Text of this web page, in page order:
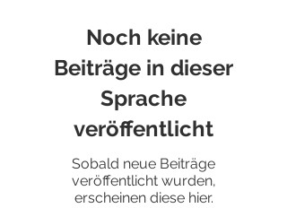
Noch keine
Beiträge in dieser
Sprache
veröffentlicht
Sobald neue Beiträge
veröffentlicht wurden,
erscheinen diese hier.